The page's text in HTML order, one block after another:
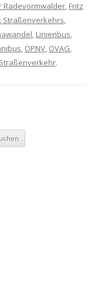
Radevormwalder, Fritz
Straßenverkehrs,
, Linienbus,
, ÖPNV, OVAG,
Straßenverkehr.